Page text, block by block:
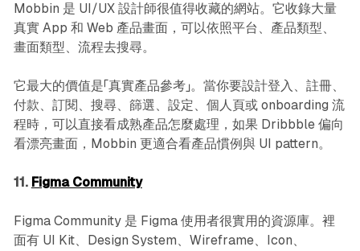
Mobbin 是 UI/UX 設計師很值得收藏的網站。它收錄大量
真實 App 和 Web 產品畫面，可以依照平台、產品類型、
畫面類型、流程去搜尋。
它最大的價值是「真實產品參考」。當你要設計登入、註冊、
付款、訂閱、搜尋、篩選、設定、個人頁或 onboarding 流
程時，可以直接看成熟產品怎麼處理，如果 Dribbble 偏向
看漂亮畫面，Mobbin 更適合看產品慣例與 UI pattern。
11. Figma Community
Figma Community 是 Figma 使用者很實用的資源庫。裡
面有 UI Kit、Design System、Wireframe、Icon、